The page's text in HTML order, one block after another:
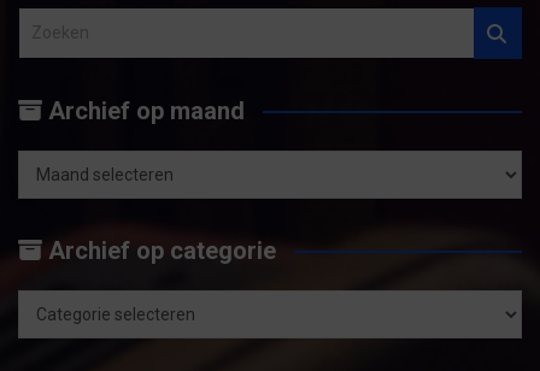
k
Archief op maand
Archief
maandArchief op categorie
Archief